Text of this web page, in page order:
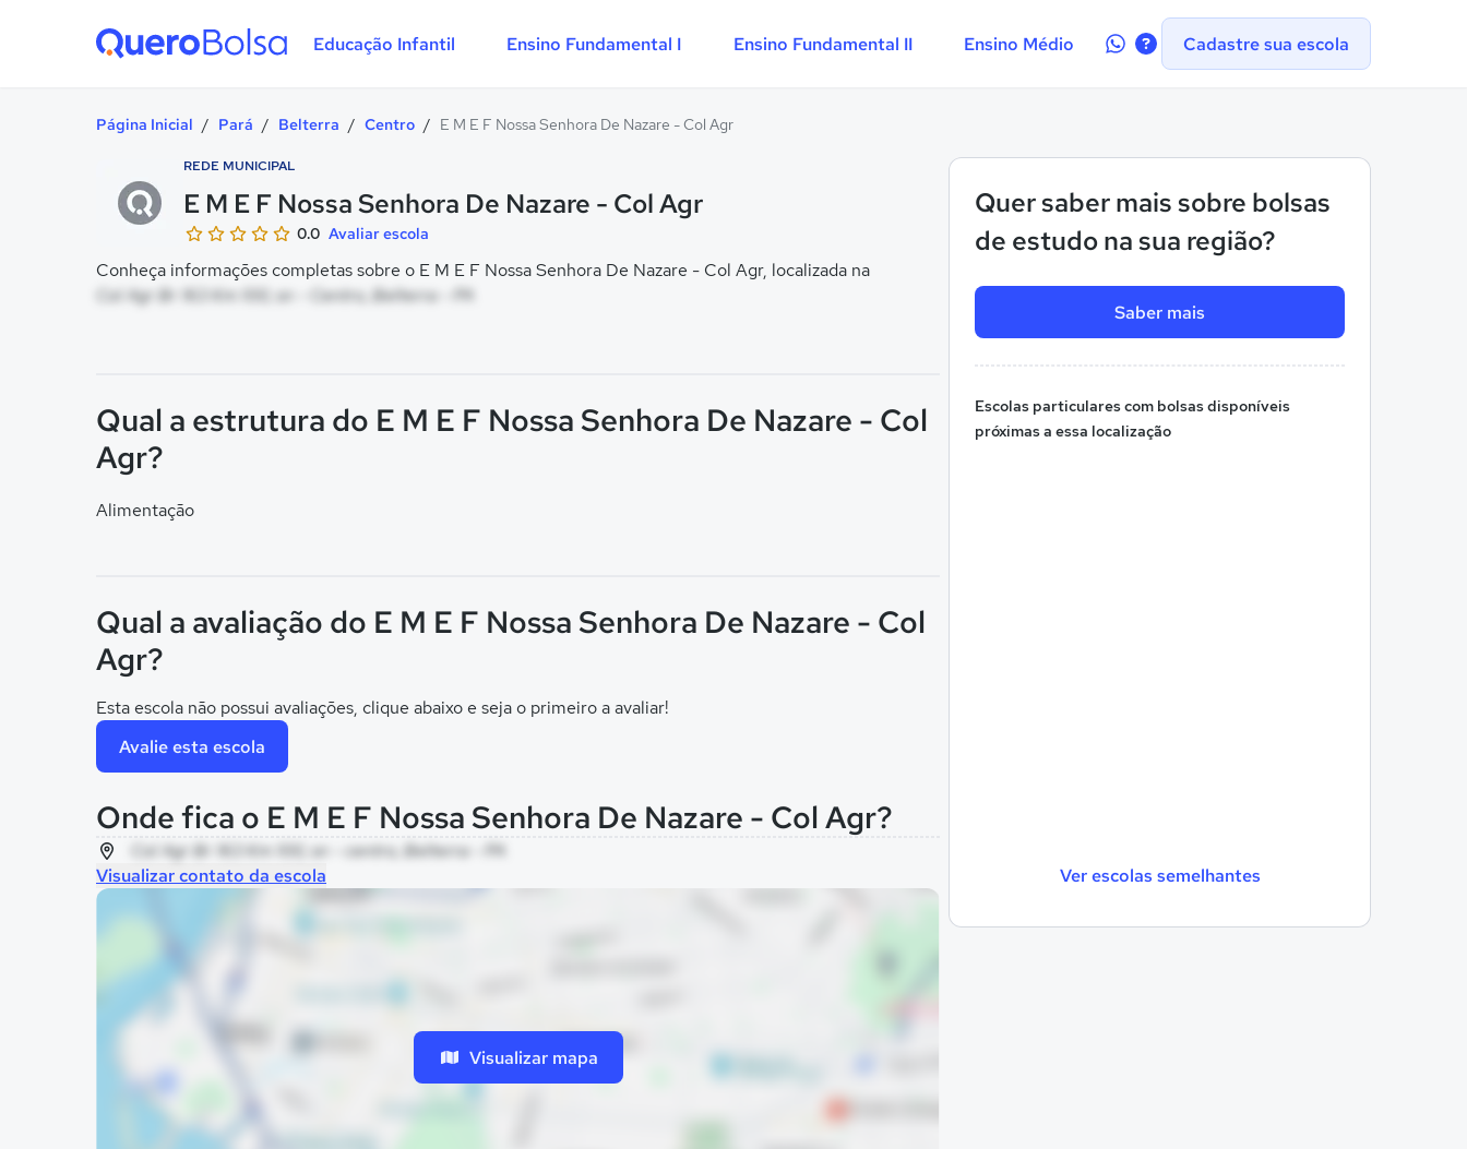
Educação Infantil Ensino Fundamental I Ensino Fundamental II Ensino Médio
Contate-Cadastre sua escola
Página Inicial / Pará / Belterra / Centro / E M E F Nossa Senhora De Nazare - Col Agr
REDE MUNICIPAL
E M E F Nossa Senhora De Nazare - Col Agr
0.0 Avaliar escola
Conheça informações completas sobre o E M E F Nossa Senhora De Nazare - Col Agr, localizada na
Col Agr Br 163 Km 100, sn - Centro, Belterra - PA
Quer saber mais sobre bolsas
de estudo na sua região?
Saber mais
Escolas particulares com bolsas disponíveis
próximas a essa localização
Ver escolas semelhantes
Qual a estrutura do E M E F Nossa Senhora De Nazare - Col
Agr?
Alimentação
Qual a avaliação do E M E F Nossa Senhora De Nazare - Col
Agr?
Esta escola não possui avaliações, clique abaixo e seja o primeiro a avaliar!
Avalie esta escola
Onde fica o E M E F Nossa Senhora De Nazare - Col Agr?
Col Agr Br 163 Km 100, sn - centro, Belterra - PA
Visualizar contato da escola
Visualizar mapa